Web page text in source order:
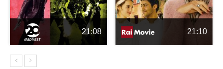
21:08 21:10